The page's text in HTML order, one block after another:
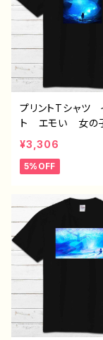
プリントTシャツ
ト エモい 女の
ズ レディース お
れ 黒 個性的
め 人気 イラスト
半袖シャツ デザ
ラボ タイトル：
作：アナ F-5
¥3,306
5%OFF